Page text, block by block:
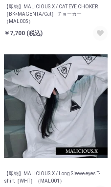
【即納】MALICIOUS.X / CAT EYE CHOKER
［BK×MAGENTA/Cat］ チョーカー
（MAL005）
￥7,700 (税込)
【即納】MALICIOUS.X / Long Sleeve eyes T-
shirt［WHT］（MAL001）